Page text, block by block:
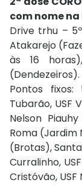
com nome
Drive trhu –
Atakarejo
às 16
(Dendezeiros).
Pontos fixos:
Tubarão, USF
Nelson
Roma (Jardim
(Brotas),
Curralinho,
Cristóvão, USF